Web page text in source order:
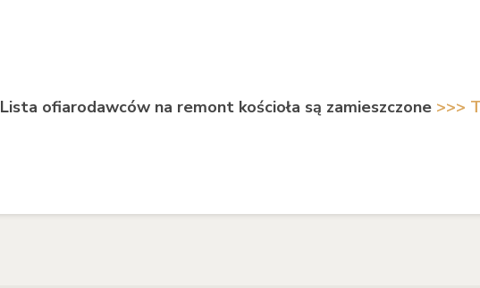
Lista ofiarodawców na remont kościoła są zamieszczone >>>